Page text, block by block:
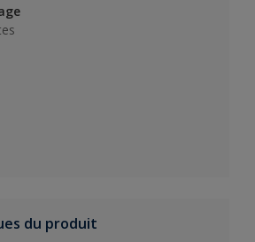
du produit